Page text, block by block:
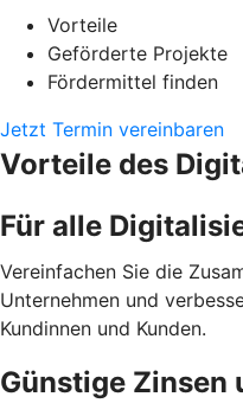
Vorteile
Geförderte Projekte
Fördermittel finden
Jetzt Termin vereinbaren
Vorteile des
Für alle
Vereinfachen Sie die
Unternehmen und
Kundinnen und Kunden.
Günstige Zinsen